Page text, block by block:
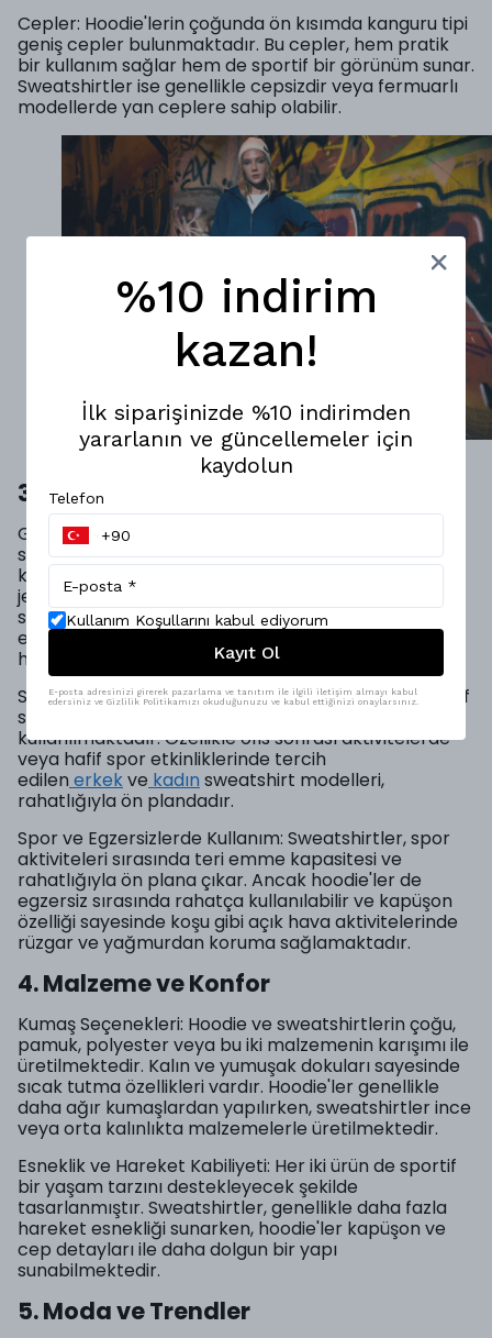
Cepler: Hoodie'lerin çoğunda ön kısımda kanguru tipi
geniş cepler bulunmaktadır. Bu cepler, hem pratik
bir kullanım sağlar hem de sportif bir görünüm sunar.
Sweatshirtler ise genellikle cepsizdir veya fermuarlı
modellerde yan ceplere sahip olabilir.
Hoodie ve Sweatshirt Arasındaki Farklar Nelerdir?
3. Kombinleme ve Stil İpuçları
Günlük Kombinlerde Kullanım: Hoodie'ler ve
sweatshirtler, casual giyimde mükemmel bir şekilde
kullanılabilmektedir. Özellikle hoodie'ler, rahat bir
jean veya spor ayakkabılarla kombinlenerek sokak
stiline dinamik bir dokunuş katar. Hem kadın hem de
erkek
hoodie'ler, renkli desenler ve baskılarla dikkat çeker.
Sweatshirt ise daha çok sade kombinlerde veya hafif
serin havalarda şık bir tamamlayıcı olarak
kullanılmaktadır. Özellikle ofis sonrası aktivitelerde
veya hafif spor etkinliklerinde tercih
edilen erkekve kadın sweatshirt modelleri,
rahatlığıyla ön plandadır.
Spor ve Egzersizlerde Kullanım: Sweatshirtler, spor
aktiviteleri sırasında teri emme kapasitesi ve
rahatlığıyla ön plana çıkar. Ancak hoodie'ler de
egzersiz sırasında rahatça kullanılabilir ve kapüşon
özelliği sayesinde koşu gibi açık hava aktivitelerinde
rüzgar ve yağmurdan koruma sağlamaktadır.
4. Malzeme ve Konfor
Kumaş Seçenekleri: Hoodie ve sweatshirtlerin çoğu,
pamuk, polyester veya bu iki malzemenin karışımı ile
üretilmektedir. Kalın ve yumuşak dokuları sayesinde
sıcak tutma özellikleri vardır. Hoodie'ler genellikle
daha ağır kumaşlardan yapılırken, sweatshirtler ince
veya orta kalınlıkta malzemelerle üretilmektedir.
Esneklik ve Hareket Kabiliyeti: Her iki ürün de sportif
bir yaşam tarzını destekleyecek şekilde
tasarlanmıştır. Sweatshirtler, genellikle daha fazla
hareket esnekliği sunarken, hoodie'ler kapüşon ve
cep detayları ile daha dolgun bir yapı
sunabilmektedir.
5. Moda ve Trendler
%10 indirim
kazan!
İlk siparişinizde %10 indirimden
yararlanın ve güncellemeler için
kaydolun
Telefon
Kullanım Koşullarını kabul ediyorum
Kayıt Ol
E-posta adresinizi girerek pazarlama ve tanıtım ile ilgili iletişim almayı kabul
edersiniz ve Gizlilik Politikamızı okuduğunuzu ve kabul ettiğinizi onaylarsınız.